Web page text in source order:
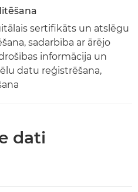
sertifikāts un atslēgu
sadarbība ar ārējo
informācija un
datu reģistrēšana,
dati